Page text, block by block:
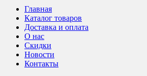
Главная
Каталог товаров
Доставка и оплата
О нас
Скидки
Новости
Контакты